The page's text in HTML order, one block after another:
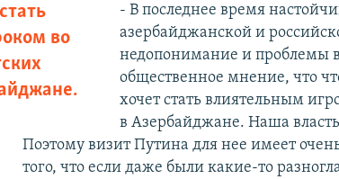
во
- В последнее время
азербайджанской и
недопонимание и проблемы
общественное мнение, что
хочет стать влиятельным
в Азербайджане. Наша
Поэтому визит Путина для нее имеет
того, что если даже были какие-то